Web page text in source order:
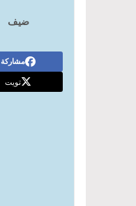
ضيف
مشاركة
تويت